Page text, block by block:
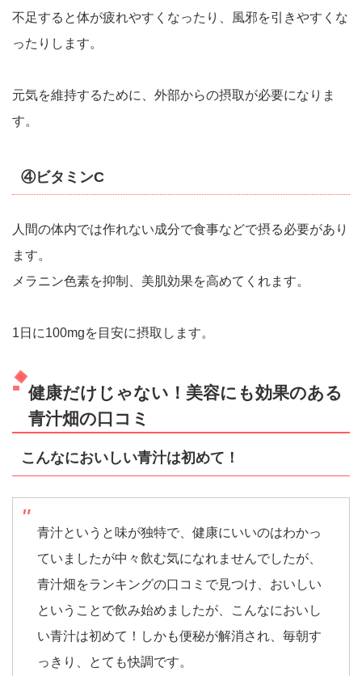
不足すると体が疲れやすくなったり、風邪を引きやすくな
ったりします。
元気を維持するために、外部からの摂取が必要になりま
す。
④ビタミンC
人間の体内では作れない成分で食事などで摂る必要があり
ます。
メラニン色素を抑制、美肌効果を高めてくれます。
1日に100mgを目安に摂取します。
健康だけじゃない！美容にも効果のある
青汁畑の口コミ
こんなにおいしい青汁は初めて！
青汁というと味が独特で、健康にいいのはわかっ
ていましたが中々飲む気になれませんでしたが、
青汁畑をランキングの口コミで見つけ、おいしい
ということで飲み始めましたが、こんなにおいし
い青汁は初めて！しかも便秘が解消され、毎朝す
っきり、とても快調です。